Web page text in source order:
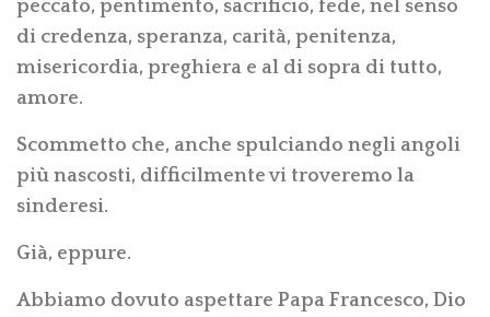
peccato, pentimento, sacrificio, fede, nel senso
di credenza, speranza, carità, penitenza,
misericordia, preghiera e al di sopra di tutto,
amore.
Scommetto che, anche spulciando negli angoli
più nascosti, difficilmente vi troveremo la
sinderesi.
Già, eppure.
Abbiamo dovuto aspettare Papa Francesco, Dio